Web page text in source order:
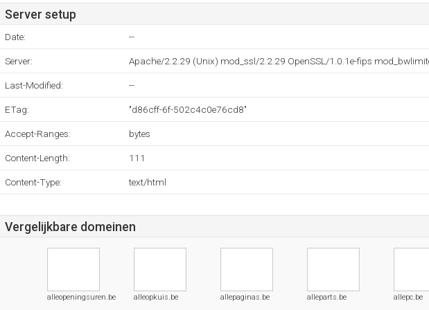
Server setup
Date: --
Server: Apache/2.2.29 (Unix) mod_ssl/2.2.29 OpenSSL/1.0.1e-fips
Last-Modified: --
ETag: "d86cff-6f-502c4c0e76cd8"
Accept-Ranges: bytes
Content-Length: 111
Content-Type: text/html
Vergelijkbare domeinen
alleopeningsuren.be alleopkuis.be allepaginas.be alleparts.be allepc.be